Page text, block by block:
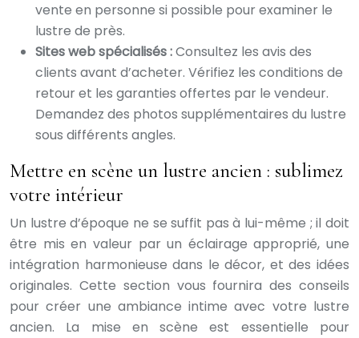
vente en personne si possible pour examiner le
lustre de près.
Sites web spécialisés :Consultez les avis des
clients avant d’acheter. Vérifiez les conditions de
retour et les garanties offertes par le vendeur.
Demandez des photos supplémentaires du lustre
sous différents angles.
Mettre en scène un lustre ancien : sublimez
votre intérieur
Un lustre d’époque ne se suffit pas à lui-même ; il doit
être mis en valeur par un éclairage approprié, une
intégration harmonieuse dans le décor, et des idées
originales. Cette section vous fournira des conseils
pour créer une ambiance intime avec votre lustre
ancien. La mise en scène est essentielle pour